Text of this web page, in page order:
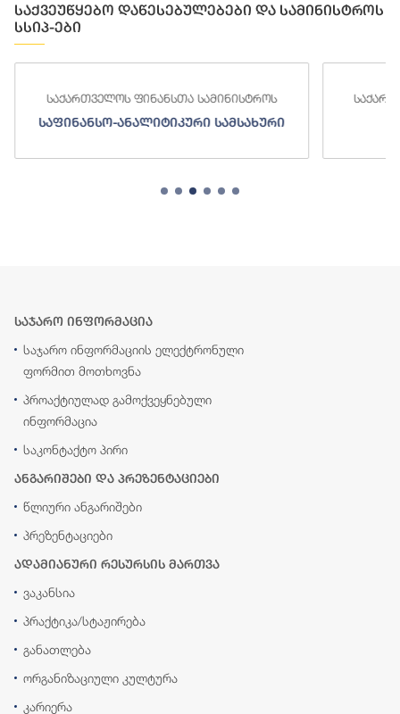
საქვეუწყებო დაწესებულებები და სამინისტროს
სსიპ-ები
საქართველოს ფინანსთა სამინისტროს
საფინანსო-ანალიტიკური სამსახური
საჯარო ინფორმაცია
საჯარო ინფორმაციის ელექტრონული
ფორმით მოთხოვნა
პროაქტიულად გამოქვეყნებული
ინფორმაცია
საკონტაქტო პირი
ანგარიშები და პრეზენტაციები
წლიური ანგარიშები
პრეზენტაციები
ადამიანური რესურსის მართვა
ვაკანსია
პრაქტიკა/სტაჟირება
განათლება
ორგანიზაციული კულტურა
კარიერა